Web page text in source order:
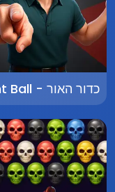
כדור האור - Light Ball